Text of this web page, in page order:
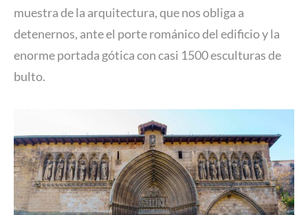
muestra de la arquitectura, que nos obliga a
detenernos, ante el porte románico del edificio y la
enorme portada gótica con casi 1500 esculturas de
bulto.